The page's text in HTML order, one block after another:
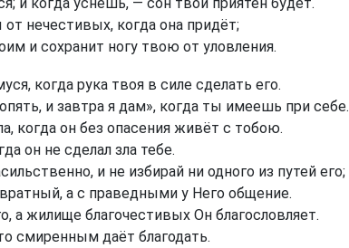
нечестивых, когда она придёт;
и сохранит ногу твою от уловления.
когда рука твоя в силе сделать его.
и завтра я дам», когда ты имеешь при себе.
когда он без опасения живёт с тобою.
он не сделал зла тебе.
и не избирай ни одного из путей его;
а с праведными у Него общение.
а жилище благочестивых Он благословляет.
смиренным даёт благодать.